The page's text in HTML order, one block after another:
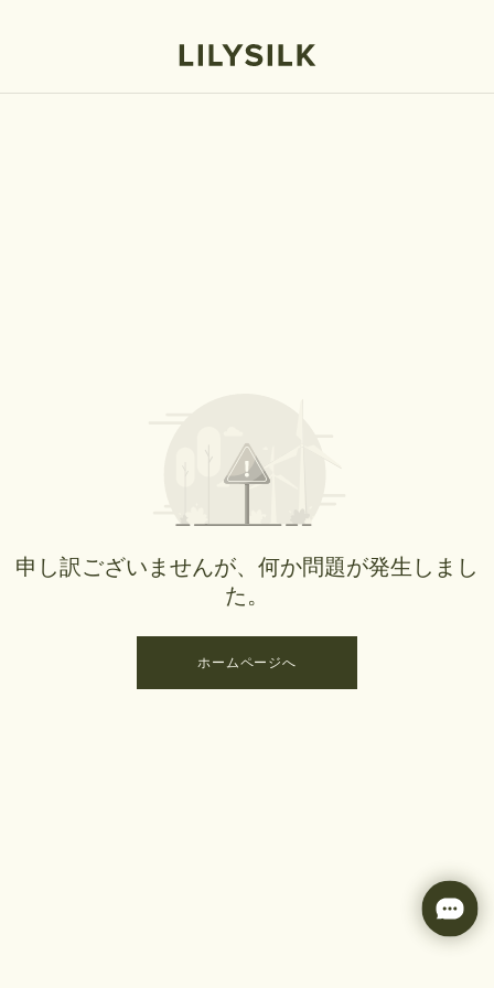
申し訳ございませんが、何か問題が発生しまし
た。
ホームページへ